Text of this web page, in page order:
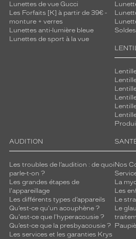
Lunettes de vue Gucci
Les Forfaits [K] à partir de 39€ -
monture + verres
Lunettes anti-lumière bleue
Lunettes de sport à la vue
Soldes
AUDITION
Les troubles de l’audition : de quoi
parle-t-on ?
Les grandes étapes de
l'appareillage
Les différents types d’appareils
Qu’est-ce qu'un acouphène ?
Qu'est-ce que l'hyperacousie ?
Qu’est-ce que la presbyacousie ?
Les services et les garanties Krys
Nos
La
Les
Le
Le